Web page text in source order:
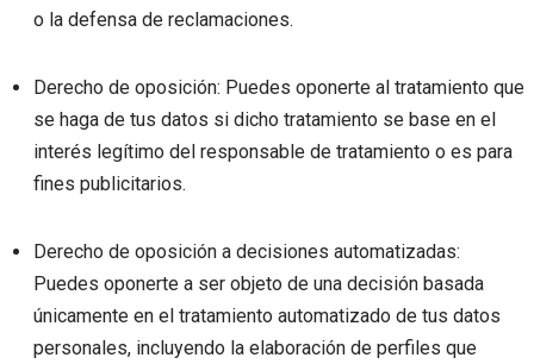
o la defensa de reclamaciones.
Derecho de oposición: Puedes oponerte al tratamiento que
se haga de tus datos si dicho tratamiento se base en el
interés legítimo del responsable de tratamiento o es para
fines publicitarios.
Derecho de oposición a decisiones automatizadas:
Puedes oponerte a ser objeto de una decisión basada
únicamente en el tratamiento automatizado de tus datos
personales, incluyendo la elaboración de perfiles que